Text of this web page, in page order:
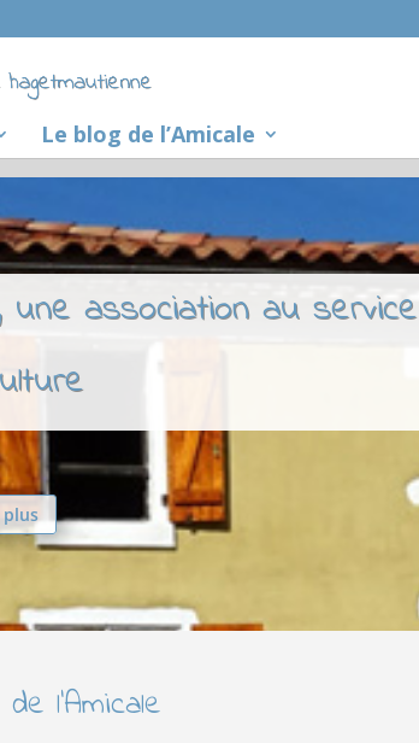
Le blog de l’Amicale
une association au service
plus
l’Amicale